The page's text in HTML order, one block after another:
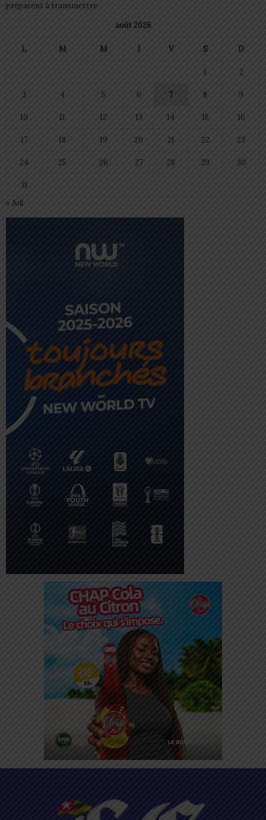
préparent à transmettre
août 2026
L M M J V S D
1 2
3 4 5 6 7 8 9
10 11 12 13 14 15 16
17 18 19 20 21 22 23
24 25 26 27 28 29 30
31
« Juil